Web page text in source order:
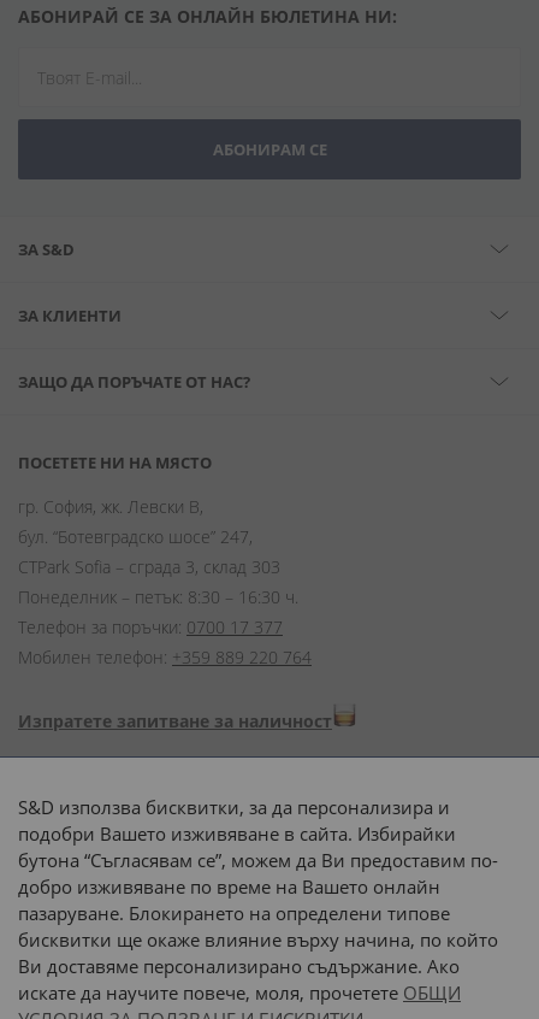
АБОНИРАЙ СЕ ЗА ОНЛАЙН БЮЛЕТИНА НИ:
АБОНИРАМ СЕ
ЗА S&D
ЗА КЛИЕНТИ
ЗАЩО ДА ПОРЪЧАТЕ ОТ НАС?
ПОСЕТЕТЕ НИ НА МЯСТО
гр. София, жк. Левски В,
бул. “Ботевградско шосе” 247,
CTPark Sofia – сграда 3, склад 303
Понеделник – петък: 8:30 – 16:30 ч.
Телефон за поръчки: 0700 17 377
Мобилен телефон: +359 889 220 764
Изпратете запитване за наличност
Начини на плащане:
Доставка до адрес с:
или
наш транспорт
S&D използва бисквитки, за да персонализира и
подобри Вашето изживяване в сайта. Избирайки
бутона “Съгласявам се”, можем да Ви предоставим по-
добро изживяване по време на Вашето онлайн
пазаруване. Блокирането на определени типове
бисквитки ще окаже влияние върху начина, по който
Ви доставяме персонализирано съдържание. Ако
искате да научите повече, моля, прочетете ОБЩИ